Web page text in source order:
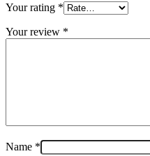
Your rating *
Your review *
Name *